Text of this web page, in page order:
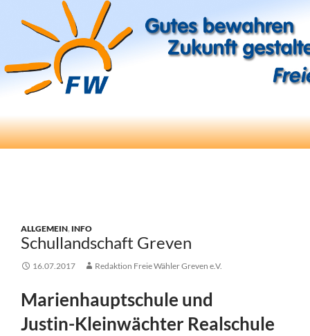
Freie Wähler Greven e.V.
Suchen
ZUM
ALLGEMEIN, INFO
Schullandschaft Greven
16.07.2017 Redaktion Freie Wähler Greven e.V.
Marienhauptschule und
Justin-Kleinwächter Realschule